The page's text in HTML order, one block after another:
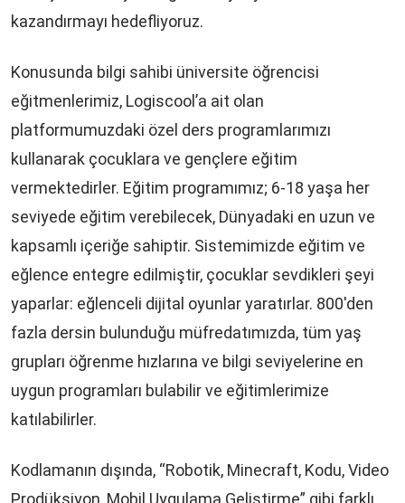
kazandırmayı hedefliyoruz.
Konusunda bilgi sahibi üniversite öğrencisi
eğitmenlerimiz, Logiscool’a ait olan
platformumuzdaki özel ders programlarımızı
kullanarak çocuklara ve gençlere eğitim
vermektedirler. Eğitim programımız; 6-18 yaşa her
seviyede eğitim verebilecek, Dünyadaki en uzun ve
kapsamlı içeriğe sahiptir. Sistemimizde eğitim ve
eğlence entegre edilmiştir, çocuklar sevdikleri şeyi
yaparlar: eğlenceli dijital oyunlar yaratırlar. 800'den
fazla dersin bulunduğu müfredatımızda, tüm yaş
grupları öğrenme hızlarına ve bilgi seviyelerine en
uygun programları bulabilir ve eğitimlerimize
katılabilirler.
Kodlamanın dışında, “Robotik, Minecraft, Kodu, Video
Prodüksiyon, Mobil Uygulama Geliştirme” gibi farklı